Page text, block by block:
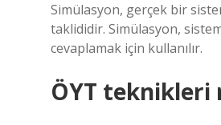
Simülasyon, gerçek bir
taklididir. Simülasyon,
cevaplamak için kullanılır.
ÖYT teknikleri